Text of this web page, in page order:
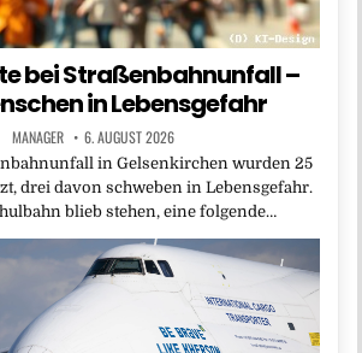
bei Straßenbahnunfall –
in Lebensgefahr
MANAGER 6. AUGUST 2026
in Gelsenkirchen wurden 25
drei davon schweben in Lebensgefahr.
blieb stehen, eine folgende…